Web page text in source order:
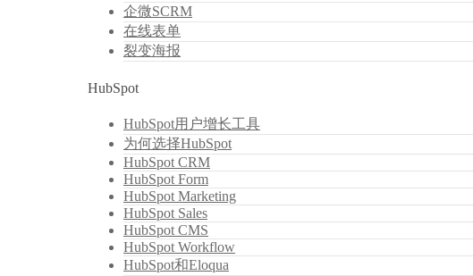
企微SCRM
在线表单
裂变海报
HubSpot
HubSpot用户增长工具
为何选择HubSpot
HubSpot CRM
HubSpot Form
HubSpot Marketing
HubSpot Sales
HubSpot CMS
HubSpot Workflow
HubSpot和Eloqua